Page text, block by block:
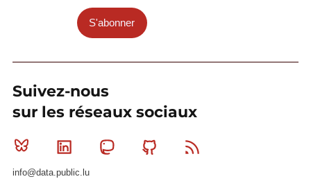
S'abonner
Suivez-nous
sur les réseaux sociaux
Bluesky Linkedin MastodonGithub
info@data.public.lu